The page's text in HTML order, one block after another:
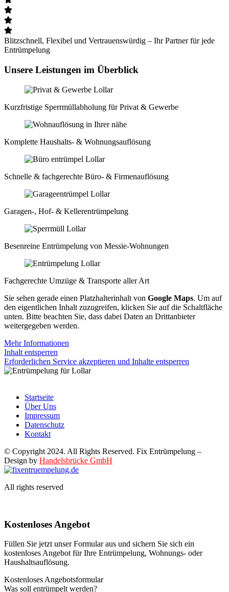
Blitzschnell, Flexibel und Vertrauenswürdig – Ihr Partner für jede
Entrümpelung
Unsere Leistungen im Überblick
Kurzfristige Sperrmüll­abholung für Privat & Gewerbe
Komplette Haushalts- & Wohnungsauflösung
Schnelle & fachgerechte Büro- & Firmenauflösung
Garagen-, Hof- & Kellerentrümpelung
Besenreine Entrümpelung von Messie-Wohnungen
Fachgerechte Umzüge & Transporte aller Art
Sie sehen gerade einen Platzhalterinhalt von Google Maps. Um auf
den eigentlichen Inhalt zuzugreifen, klicken Sie auf die Schaltfläche
unten. Bitte beachten Sie, dass dabei Daten an Drittanbieter
weitergegeben werden.
Mehr Informationen
Inhalt entsperren
Erforderlichen Service akzeptieren und Inhalte entsperren
Startseite
Über Uns
Impressum
Datenschutz
Kontakt
© Copyright 2024. All Rights Reserved. Fix Entrümpelung –
Design by Handelsbrücke GmbH
All rights reserved
Kostenloses Angebot
Füllen Sie jetzt unser Formular aus und sichern Sie sich ein
kostenloses Angebot für Ihre Entrümpelung, Wohnungs- oder
Haushaltsauflösung.
Kostenloses Angebotsformular
Was soll entrümpelt werden?